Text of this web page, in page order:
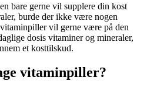
bare gerne vil supplere din kost
burde der ikke være nogen
vil gerne være på den
dosis vitaminer og mineraler,
et kosttilskud.
vitaminpiller?